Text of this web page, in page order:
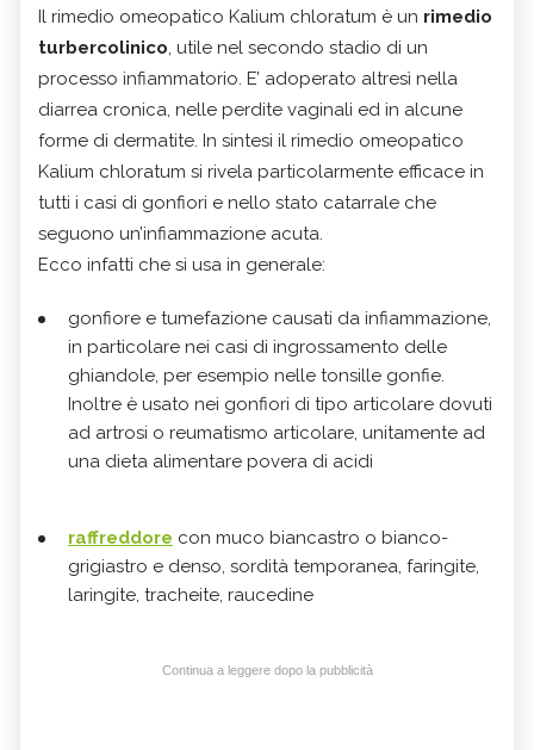
Il rimedio omeopatico Kalium chloratum è un rimedio
turbercolinico, utile nel secondo stadio di un
processo infiammatorio. E’ adoperato altresì nella
diarrea cronica, nelle perdite vaginali ed in alcune
forme di dermatite. In sintesi il rimedio omeopatico
Kalium chloratum si rivela particolarmente efficace in
tutti i casi di gonfiori e nello stato catarrale che
seguono un’infiammazione acuta.
Ecco infatti che si usa in generale:
gonfiore e tumefazione causati da infiammazione,
in particolare nei casi di ingrossamento delle
ghiandole, per esempio nelle tonsille gonfie.
Inoltre è usato nei gonfiori di tipo articolare dovuti
ad artrosi o reumatismo articolare, unitamente ad
una dieta alimentare povera di acidi
raffreddore con muco biancastro o bianco-
grigiastro e denso, sordità temporanea, faringite,
laringite, tracheite, raucedine
Continua a leggere dopo la pubblicità